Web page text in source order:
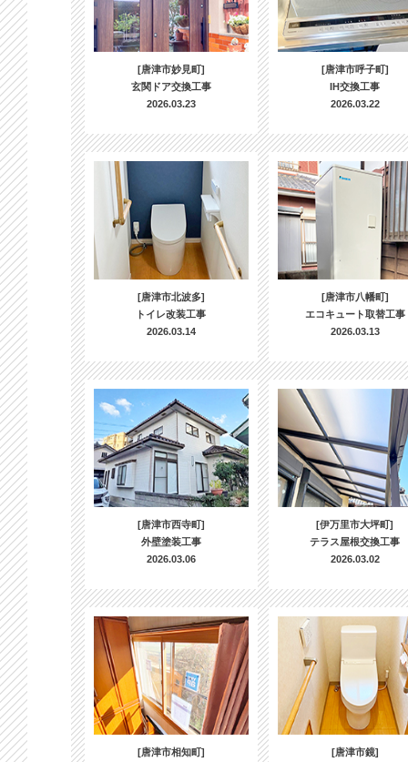
[唐津市妙見町]
玄関ドア交換工事
2026.03.23
[唐津市呼子町]
IH交換工事
2026.03.22
[唐津市北波多]
トイレ改装工事
2026.03.14
[唐津市八幡町]
エコキュート取替工事
2026.03.13
[唐津市西寺町]
外壁塗装工事
2026.03.06
[伊万里市大坪町]
テラス屋根交換工事
2026.03.02
[唐津市相知町]
[唐津市鏡]